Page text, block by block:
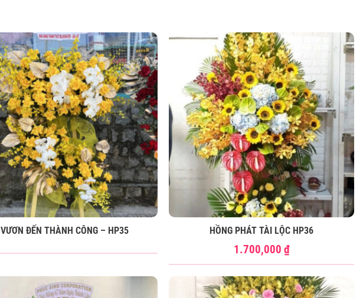
VƯƠN ĐẾN THÀNH CÔNG – HP35 HỒNG PHÁT TÀI LỘC HP36
1.700,000 ₫